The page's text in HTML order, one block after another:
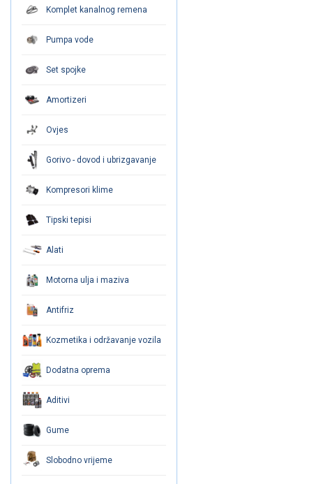
Komplet kanalnog remena
Pumpa vode
Set spojke
Amortizeri
Ovjes
Gorivo - dovod i ubrizgavanje
Kompresori klime
Tipski tepisi
Alati
Motorna ulja i maziva
Antifriz
Kozmetika i održavanje vozila
Dodatna oprema
Aditivi
Gume
Slobodno vrijeme